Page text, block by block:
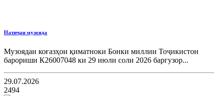
Натиҷаи музояда
Музоядаи коғазҳои қиматноки Бонки миллии Тоҷикистон
барориши К26007048 ки 29 июли соли 2026 баргузор...
29.07.2026
2494